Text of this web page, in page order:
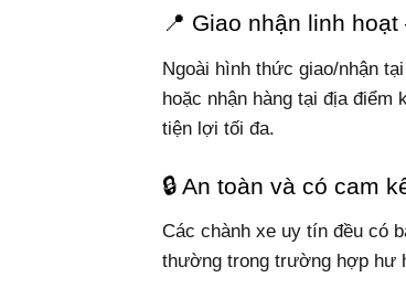
📍 Giao nhận linh
Ngoài hình thức giao/nhận
hoặc nhận hàng tại địa
tiện lợi tối đa.
🔒 An toàn và có cam
Các chành xe uy tín đều có
thường trong trường hợp hư